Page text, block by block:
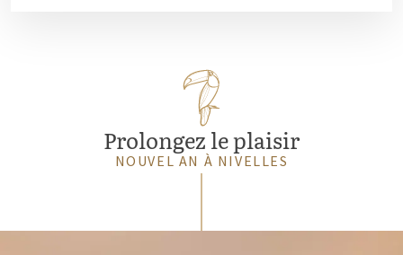
Prolongez le plaisir
NOUVEL AN À NIVELLES